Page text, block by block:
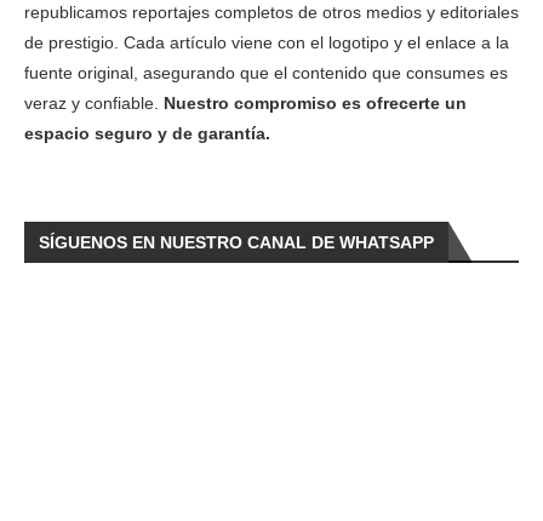
republicamos reportajes completos de otros medios y editoriales
de prestigio. Cada artículo viene con el logotipo y el enlace a la
fuente original, asegurando que el contenido que consumes es
veraz y confiable. Nuestro compromiso es ofrecerte un
espacio seguro y de garantía.
SÍGUENOS EN NUESTRO CANAL DE WHATSAPP